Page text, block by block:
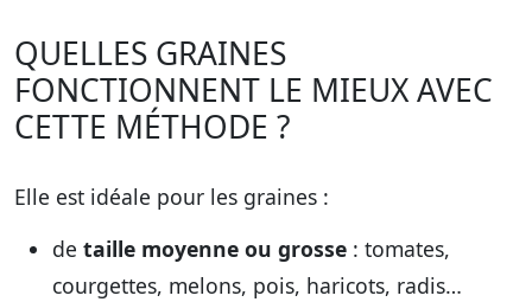
QUELLES GRAINES
FONCTIONNENT LE MIEUX AVEC
CETTE MÉTHODE ?
Elle est idéale pour les graines :
de taille moyenne ou grosse : tomates,
courgettes, melons, pois, haricots, radis…